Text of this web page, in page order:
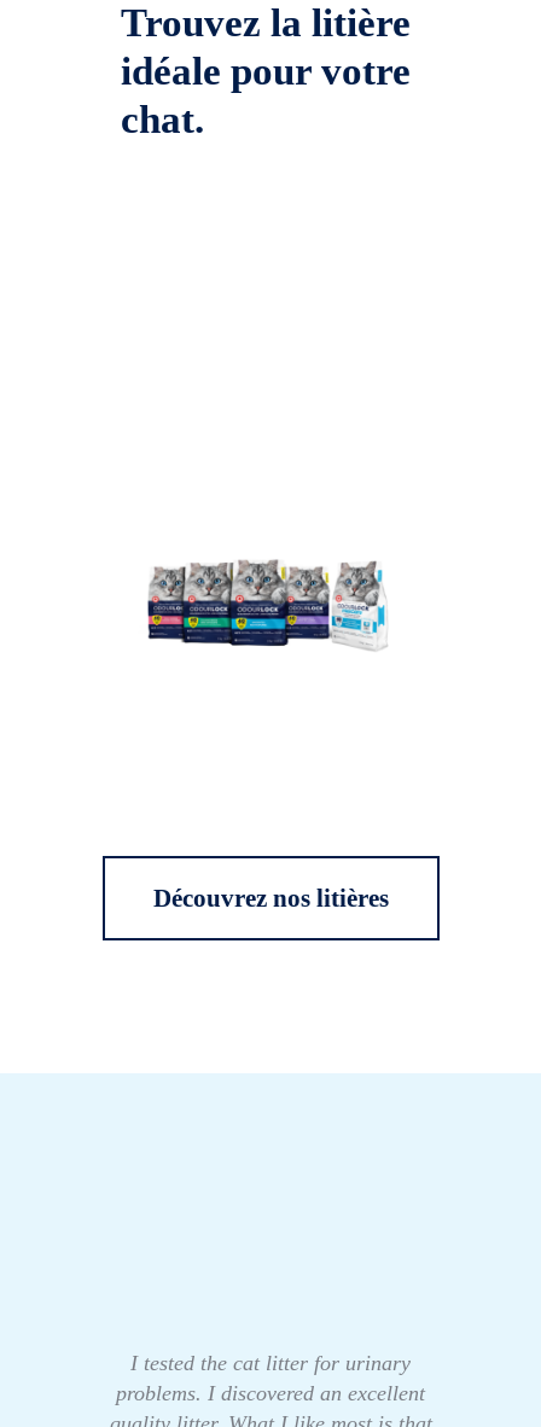
Trouvez la litière
idéale pour votre
chat.
Découvrez nos litières
I tested the cat litter for urinary
problems. I discovered an excellent